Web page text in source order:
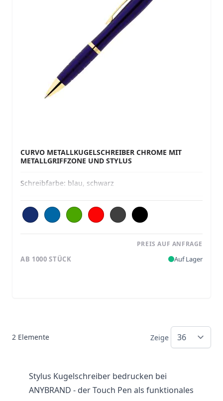
CURVO METALLKUGELSCHREIBER CHROME MIT
METALLGRIFFZONE UND STYLUS
Schreibfarbe: blau, schwarz
PREIS AUF ANFRAGE
AB 1000 STÜCK Auf Lager
2 Elemente Zeige
Stylus Kugelschreiber bedrucken bei
ANYBRAND - der Touch Pen als funktionales